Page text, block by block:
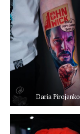
Daria Pirojenko